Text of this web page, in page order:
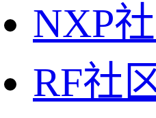
NXP
RF社